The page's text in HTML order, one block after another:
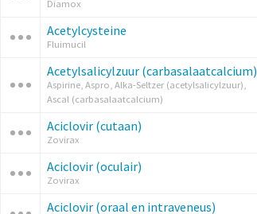
Diamox
Acetylcysteine
Fluimucil
Acetylsalicylzuur (carbasalaatcalcium)
Aspirine, Aspro, Alka-Seltzer (acetylsalicylzuur),
Ascal (carbasalaatcalcium)
Aciclovir (cutaan)
Zovirax
Aciclovir (oculair)
Zovirax
Aciclovir (oraal en intraveneus)